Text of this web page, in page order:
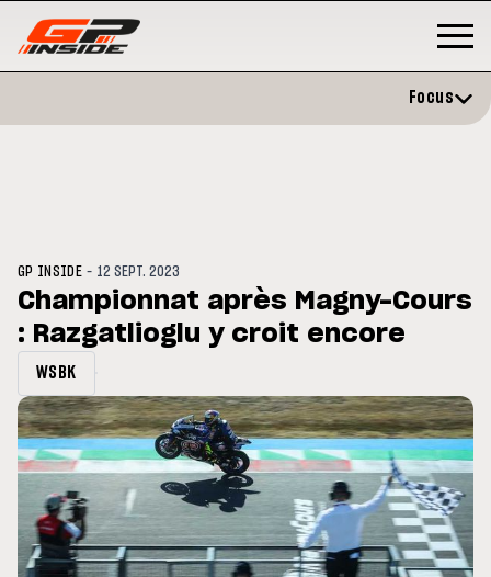
du GP de Grande-
MOTO GP
Focus
GP INSIDE - 12 SEPT. 2023
Championnat après Magny-Cours
: Razgatlioglu y croit encore
WSBK